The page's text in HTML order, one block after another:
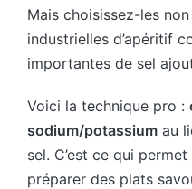
Mais choisissez-les
industrielles d’apéritif
importantes de sel
Voici la technique pro :
sodium/potassium au
sel. C’est ce qui
préparer des plats